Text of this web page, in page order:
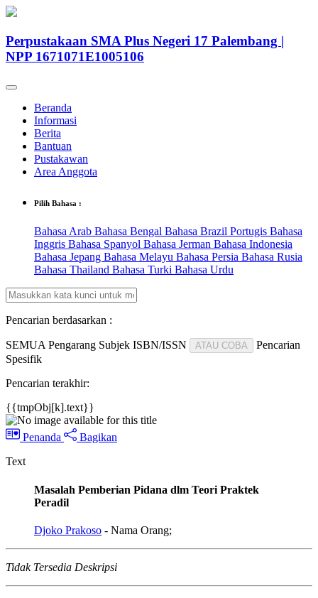
Perpustakaan SMA Plus Negeri 17 Palembang |
NPP 1671071E1005106
Beranda
Informasi
Berita
Bantuan
Pustakawan
Area Anggota
Pilih Bahasa :
Bahasa Arab Bahasa Bengal Bahasa Brazil Portugis Bahasa
Inggris Bahasa Spanyol Bahasa Jerman Bahasa Indonesia
Bahasa Jepang Bahasa Melayu Bahasa Persia Bahasa Rusia
Bahasa Thailand Bahasa Turki Bahasa Urdu
Pencarian berdasarkan :
SEMUA Pengarang Subjek ISBN/ISSN ATAU COBA
Pencarian
Spesifik
Pencarian terakhir:
{{tmpObj[k].text}}
Penanda
Bagikan
Text
Masalah Pemberian Pidana dlm Teori Praktek
Peradil
Djoko Prakoso - Nama Orang;
Tidak Tersedia Deskripsi